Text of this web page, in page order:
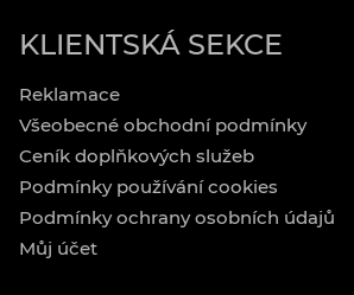
KLIENTSKÁ SEKCE
Reklamace
Všeobecné obchodní podmínky
Ceník doplňkových služeb
Podmínky používání cookies
Podmínky ochrany osobních údajů
Můj účet